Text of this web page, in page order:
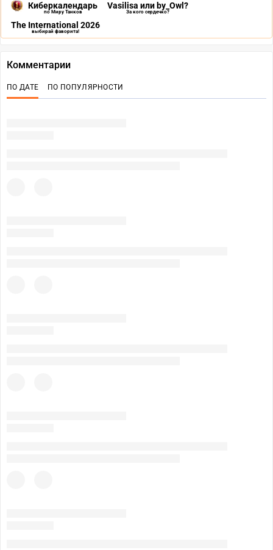
Киберкалендарь
по Миру Танков
Vasilisa или by_Owl?
За кого сердечко?
The International 2026
выбирай фаворита!
Комментарии
ПО ДАТЕ ПО ПОПУЛЯРНОСТИ